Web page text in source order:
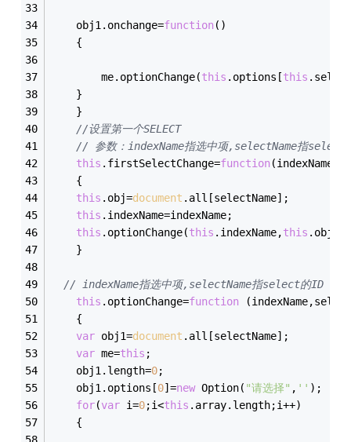
    obj1.onchange=
function( )
{
    	me.optionChange(
this .options[this
    }
  	}
//设置第一个SELECT
// 参数：indexName指选中项,selectName指select
this .firstSelectChange=function(
{
this .obj=document .all[selectName];
this .indexName=indexName;
this .optionChange(this .indexName,this
  	}
// indexName指选中项,selectName指select的ID
this .optionChange=function (
{
var obj1=document .all[selectName];
var me=this ;
    obj1.length=
0;
    obj1.options[
0]=new Option( "请选择" , '' );
for(var i=0;i<this .array.length;i++)